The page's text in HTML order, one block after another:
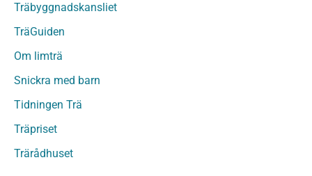
Träpanel och utvändig beklädnad Obehandlat
Trägolv
Sågat virke
Sågat virke Behandlat
Övriga träprodukter
Övrigt byggvirke
Träbyggnadskansliet
TräGuiden
Om limträ
Snickra med barn
Tidningen Trä
Träpriset
Trärådhuset